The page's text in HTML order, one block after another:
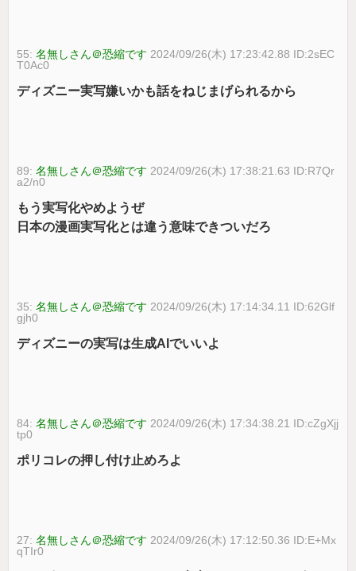
55:名無しさん＠恐縮です 2024/09/26(木) 17:23:42.88 ID:2sEC
T0Ac0
ディズニー実写嫌いかも話をねじまげられるから
89:名無しさん＠恐縮です 2024/09/26(木) 17:38:21.63 ID:R7Qr
a2/n0
もう実写化やめようぜ
日本の漫画実写化とは違う意味できついだろ
35:名無しさん＠恐縮です 2024/09/26(木) 17:14:34.11 ID:62Glf
gjh0
ディズニーの実写は生成AIでいいよ
84:名無しさん＠恐縮です 2024/09/26(木) 17:34:38.21 ID:cZgXjj
tp0
ポリコレの押し付け止めろよ
27:名無しさん＠恐縮です 2024/09/26(木) 17:12:50.36 ID:E+Mx
qTIr0